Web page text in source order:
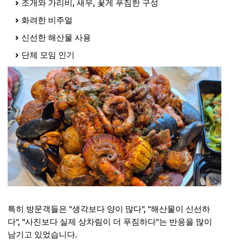
조개와 가리비, 새우, 꽃게 푸짐한 구성
화려한 비주얼
신선한 해산물 사용
단체 모임 인기
특히 방문객들은 "생각보다 양이 많다", "해산물이 신선하
다", "사진보다 실제 상차림이 더 푸짐하다"는 반응을 많이
남기고 있었습니다.